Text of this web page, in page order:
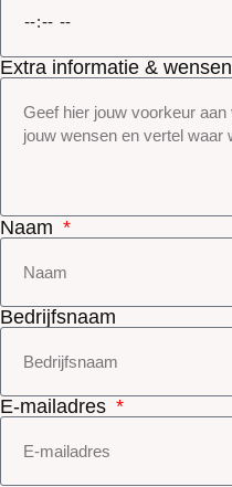
Extra informatie & wensen
Naam
Bedrijfsnaam
E-mailadres